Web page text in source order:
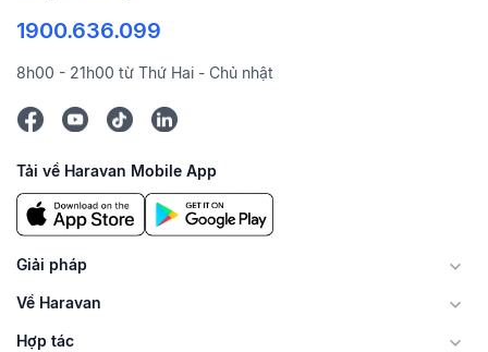
1900.636.099
8h00 - 21h00 từ Thứ Hai - Chủ nhật
Tải về Haravan Mobile App
Giải pháp
Về Haravan
Hợp tác